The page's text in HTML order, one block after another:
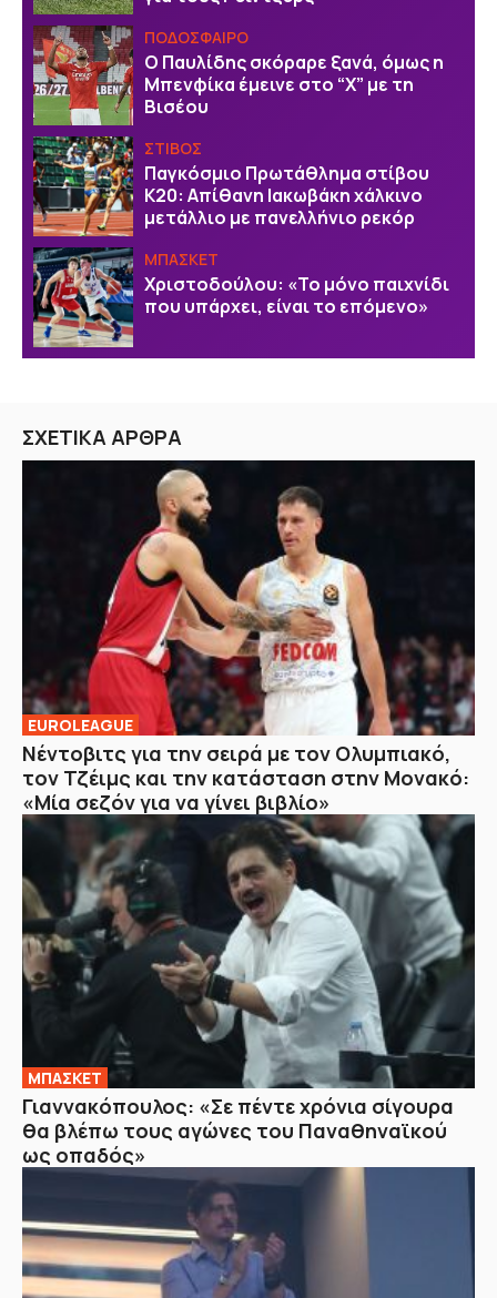
ΠΟΔΟΣΦΑΙΡΟ
Ο Παυλίδης σκόραρε ξανά, όμως η
Μπενφίκα έμεινε στο “Χ” με τη
Βισέου
ΣΤΙΒΟΣ
Παγκόσμιο Πρωτάθλημα στίβου
Κ20: Απίθανη Ιακωβάκη χάλκινο
μετάλλιο με πανελλήνιο ρεκόρ
ΜΠΑΣΚΕΤ
Χριστοδούλου: «Το μόνο παιχνίδι
που υπάρχει, είναι το επόμενο»
ΣΧΕΤΙΚΑ ΑΡΘΡΑ
EUROLEAGUE
Νέντοβιτς για την σειρά με τον Ολυμπιακό,
τον Τζέιμς και την κατάσταση στην Μονακό:
«Μία σεζόν για να γίνει βιβλίο»
ΜΠΑΣΚΕΤ
Γιαννακόπουλος: «Σε πέντε χρόνια σίγουρα
θα βλέπω τους αγώνες του Παναθηναϊκού
ως οπαδός»